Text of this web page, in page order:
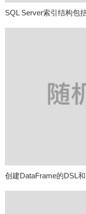
SQL Server索引结构包
创建DataFrame的DSL